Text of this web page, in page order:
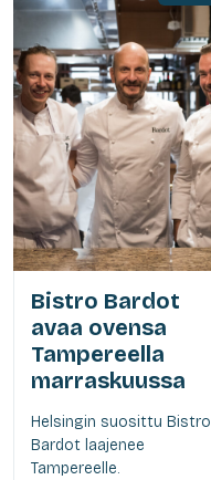
Bistro Bardot
avaa ovensa
Tampereella
marraskuussa
Helsingin suosittu Bistro
Bardot laajenee
Tampereelle.